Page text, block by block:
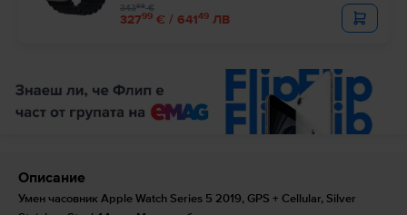
32799 € / 64149 ЛВ
34399€
Описание
Умен часовник Apple Watch Series 5 2019, GPS + Cellular, Silver